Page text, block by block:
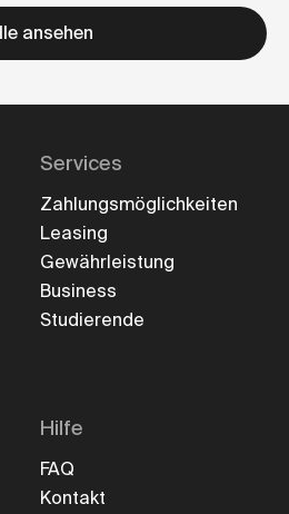
ansehen
Services
Zahlungsmöglichkeiten
Leasing
Gewährleistung
Business
Studierende
Hilfe
FAQ
Kontakt